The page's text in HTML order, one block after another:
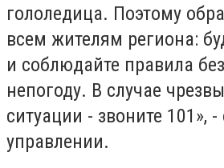
гололедица. Поэтому
всем жителям региона:
и соблюдайте правила
непогоду. В случае
ситуации - звоните 101»,
управлении.